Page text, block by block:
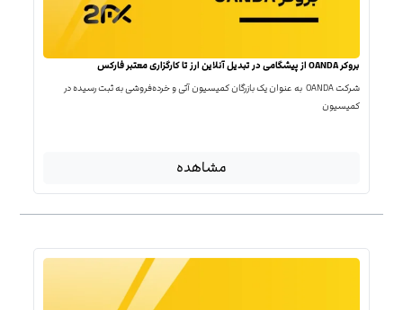
بروکر OANDA از پیشگامی در تبدیل آنلاین ارز تا کارگزاری معتبر فارکس
شرکت OANDA به عنوان یک بازرگان کمیسیون آتی و خرده‌فروشی به ثبت رسیده در
کمیسیون
مشاهده